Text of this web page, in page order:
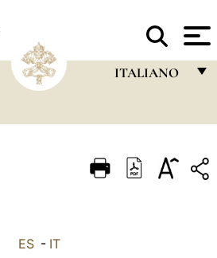
ITALIANO
ITALIANO
ES- IT